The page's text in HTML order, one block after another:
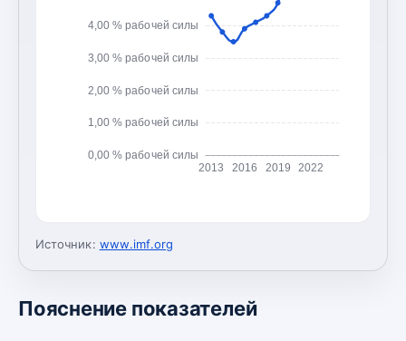
0,00 % рабочей силы
1,00 % рабочей силы
2,00 % рабочей силы
3,00 % рабочей силы
4,00 % рабочей силы
2013 2016 2019 2022
Источник: www.imf.org
Пояснение показателей